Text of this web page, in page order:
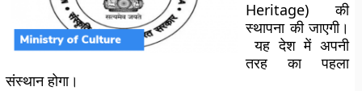
Heritage) की
स्थापना की जाएगी।
यह देश में अपनी
तरह का पहला
संस्थान होगा।